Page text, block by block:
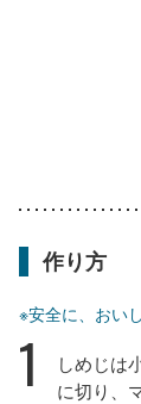
作り方
※安全に、おい
1
しめじは
に切り、